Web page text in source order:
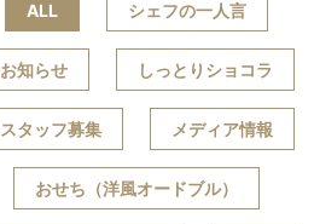
ALL シェフの一人言
お知らせ しっとりショコラ
スタッフ募集 メディア情報
おせち（洋風オードブル）